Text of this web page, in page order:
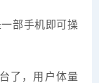
部手机即可操
了，用户体量